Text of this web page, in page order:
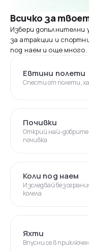
Всичко за
Избери допълнителни
за атракции и
под наем и още много.
Евтини полети
Спести от полети,
Почивки
Открий най-
почивка
Коли под наем
Изследвай без
колела
Яхти
Впусни се в